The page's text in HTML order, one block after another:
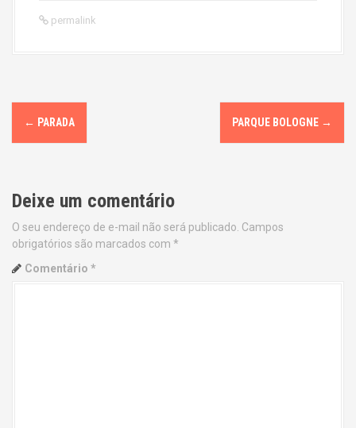
permalink
P
o
t
n
a
← PARADA PARQUE BOLOGNE →
Deixe um comentário
O seu endereço de e-mail não será publicado. Campos
obrigatórios são marcados com *
Comentário *